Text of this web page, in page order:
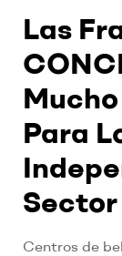
Las
Para
Centros de